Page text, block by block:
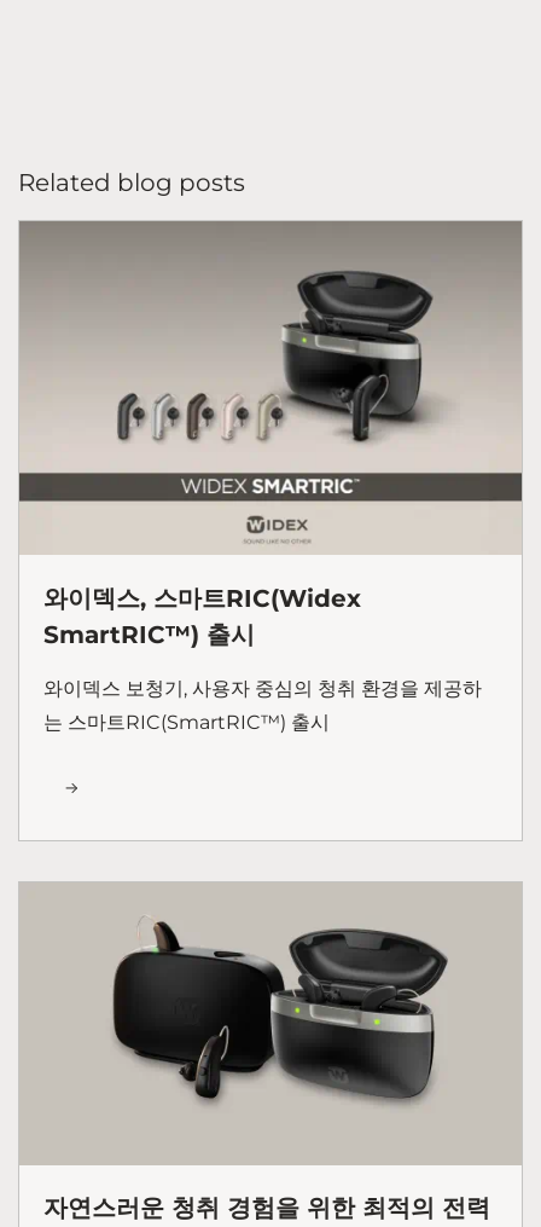
Related blog posts
와이덱스, 스마트RIC(Widex
SmartRIC™) 출시
와이덱스 보청기, 사용자 중심의 청취 환경을 제공하
는 스마트RIC(SmartRIC™) 출시
자연스러운 청취 경험을 위한 최적의 전력